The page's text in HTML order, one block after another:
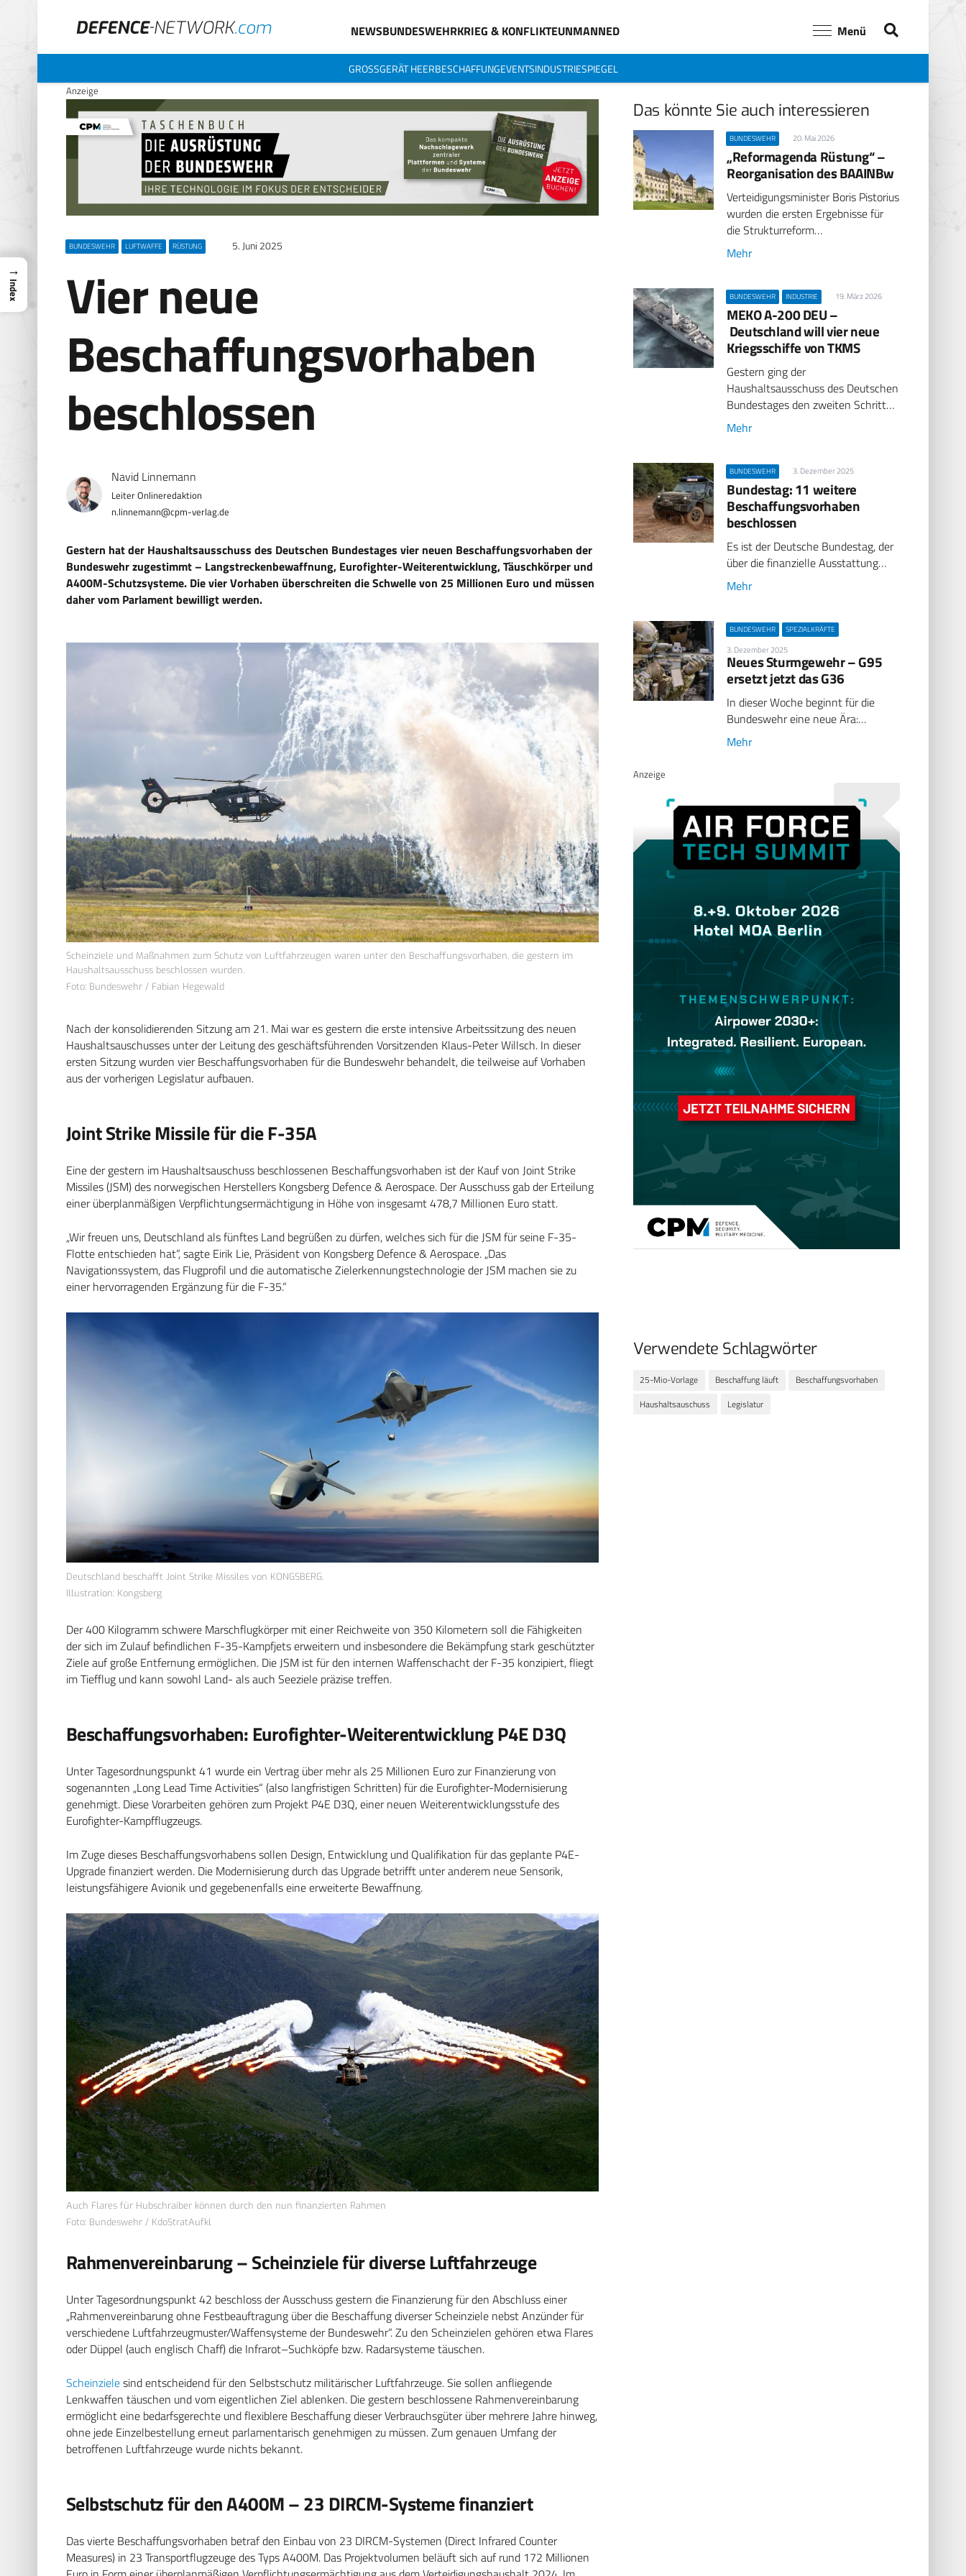
NEWSBUNDESWEHRKRIEG & KONFLIKTEUNMANNED Menü
GROSSGERÄT HEERBESCHAFFUNGEVENTSINDUSTRIESPIEGEL
Anzeige
BUNDESWEHR LUFTWAFFE RÜSTUNG 5. Juni 2025
Vier neue
Beschaffungsvorhaben
beschlossen
Navid Linnemann
Leiter Onlineredaktion
n.linnemann@cpm-verlag.de
Gestern hat der Haushaltsausschuss des Deutschen Bundestages vier neuen Beschaffungsvorhaben der
Bundeswehr zugestimmt – Langstreckenbewaffnung, Eurofighter-Weiterentwicklung, Täuschkörper und
A400M-Schutzsysteme. Die vier Vorhaben überschreiten die Schwelle von 25 Millionen Euro und müssen
daher vom Parlament bewilligt werden.
Scheinziele und Maßnahmen zum Schutz von Luftfahrzeugen waren unter den Beschaffungsvorhaben, die gestern im
Haushaltsausschuss beschlossen wurden.
Foto: Bundeswehr / Fabian Hegewald
Nach der konsolidierenden Sitzung am 21. Mai war es gestern die erste intensive Arbeitssitzung des neuen
Haushaltsauschusses unter der Leitung des geschäftsführenden Vorsitzenden Klaus-Peter Willsch. In dieser
ersten Sitzung wurden vier Beschaffungsvorhaben für die Bundeswehr behandelt, die teilweise auf Vorhaben
aus der vorherigen Legislatur aufbauen.
Joint Strike Missile für die F-35A
Eine der gestern im Haushaltsauschuss beschlossenen Beschaffungsvorhaben ist der Kauf von Joint Strike
Missiles (JSM) des norwegischen Herstellers Kongsberg Defence & Aerospace. Der Ausschuss gab der Erteilung
einer überplanmäßigen Verpflichtungsermächtigung in Höhe von insgesamt 478,7 Millionen Euro statt.
„Wir freuen uns, Deutschland als fünftes Land begrüßen zu dürfen, welches sich für die JSM für seine F-35-
Flotte entschieden hat“, sagte Eirik Lie, Präsident von Kongsberg Defence & Aerospace. „Das
Navigationssystem, das Flugprofil und die automatische Zielerkennungstechnologie der JSM machen sie zu
einer hervorragenden Ergänzung für die F-35.“
Deutschland beschafft Joint Strike Missiles von KONGSBERG.
Illustration: Kongsberg
Der 400 Kilogramm schwere Marschflugkörper mit einer Reichweite von 350 Kilometern soll die Fähigkeiten
der sich im Zulauf befindlichen F-35-Kampfjets erweitern und insbesondere die Bekämpfung stark geschützter
Ziele auf große Entfernung ermöglichen. Die JSM ist für den internen Waffenschacht der F-35 konzipiert, fliegt
im Tiefflug und kann sowohl Land- als auch Seeziele präzise treffen.
Beschaffungsvorhaben: Eurofighter-Weiterentwicklung P4E D3Q
Unter Tagesordnungspunkt 41 wurde ein Vertrag über mehr als 25 Millionen Euro zur Finanzierung von
sogenannten „Long Lead Time Activities“ (also langfristigen Schritten) für die Eurofighter-Modernisierung
genehmigt. Diese Vorarbeiten gehören zum Projekt P4E D3Q, einer neuen Weiterentwicklungsstufe des
Eurofighter-Kampfflugzeugs.
Im Zuge dieses Beschaffungsvorhabens sollen Design, Entwicklung und Qualifikation für das geplante P4E-
Upgrade finanziert werden. Die Modernisierung durch das Upgrade betrifft unter anderem neue Sensorik,
leistungsfähigere Avionik und gegebenenfalls eine erweiterte Bewaffnung.
Auch Flares für Hubschraiber können durch den nun finanzierten Rahmen
Foto: Bundeswehr / KdoStratAufkl
Rahmenvereinbarung – Scheinziele für diverse Luftfahrzeuge
Unter Tagesordnungspunkt 42 beschloss der Ausschuss gestern die Finanzierung für den Abschluss einer
„Rahmenvereinbarung ohne Festbeauftragung über die Beschaffung diverser Scheinziele nebst Anzünder für
verschiedene Luftfahrzeugmuster/Waffensysteme der Bundeswehr“. Zu den Scheinzielen gehören etwa Flares
oder Düppel (auch englisch Chaff) die Infrarot–Suchköpfe bzw. Radarsysteme täuschen.
Scheinzielesind entscheidend für den Selbstschutz militärischer Luftfahrzeuge. Sie sollen anfliegende
Lenkwaffen täuschen und vom eigentlichen Ziel ablenken. Die gestern beschlossene Rahmenvereinbarung
ermöglicht eine bedarfsgerechte und flexiblere Beschaffung dieser Verbrauchsgüter über mehrere Jahre hinweg,
ohne jede Einzelbestellung erneut parlamentarisch genehmigen zu müssen. Zum genauen Umfang der
betroffenen Luftfahrzeuge wurde nichts bekannt.
Selbstschutz für den A400M – 23 DIRCM-Systeme finanziert
Das vierte Beschaffungsvorhaben betraf den Einbau von 23 DIRCM-Systemen (Direct Infrared Counter
Measures) in 23 Transportflugzeuge des Typs A400M. Das Projektvolumen beläuft sich auf rund 172 Millionen
Das könnte Sie auch interessieren
BUNDESWEHR 20. Mai 2026
„Reformagenda Rüstung“ –
Reorganisation des BAAINBw
Verteidigungsminister Boris Pistorius
wurden die ersten Ergebnisse für
die Strukturreform…
Mehr
BUNDESWEHR INDUSTRIE 19. März 2026
MEKO A-200 DEU –
Deutschland will vier neue
Kriegsschiffe von TKMS
Gestern ging der
Haushaltsausschuss des Deutschen
Bundestages den zweiten Schritt…
Mehr
BUNDESWEHR 3. Dezember 2025
Bundestag: 11 weitere
Beschaffungsvorhaben
beschlossen
Es ist der Deutsche Bundestag, der
über die finanzielle Ausstattung…
Mehr
BUNDESWEHR SPEZIALKRÄFTE
3. Dezember 2025
Neues Sturmgewehr – G95
ersetzt jetzt das G36
In dieser Woche beginnt für die
Bundeswehr eine neue Ära:…
Mehr
Anzeige
Verwendete Schlagwörter
25-Mio-Vorlage Beschaffung läuft
Beschaffungsvorhaben
Haushaltsauschuss
Legislatur
→
Index